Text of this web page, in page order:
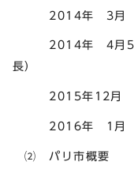
2014年 3月 パ
2014年 4月5日
長）
2015年12月 パ
2016年 1月 同
⑵ パリ市概要